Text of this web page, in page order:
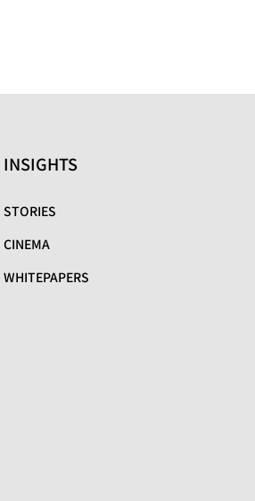
INSIGHTS
STORIES
CINEMA
WHITEPAPERS